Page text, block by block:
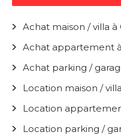
Achat maison / villa à
Achat appartement
Achat parking /
Location maison /
Location
Location parking /